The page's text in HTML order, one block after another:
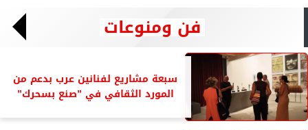
فن ومنوعات
سبعة مشاريع لفنانين عرب بدعم من
المورد الثقافي في ”صنع بسحرك”